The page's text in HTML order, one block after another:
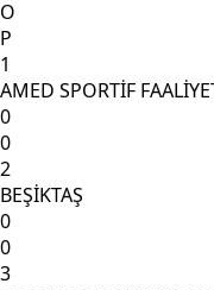
O
P
1
AMED SPORTİF
0
0
2
BEŞİKTAŞ
0
0
3